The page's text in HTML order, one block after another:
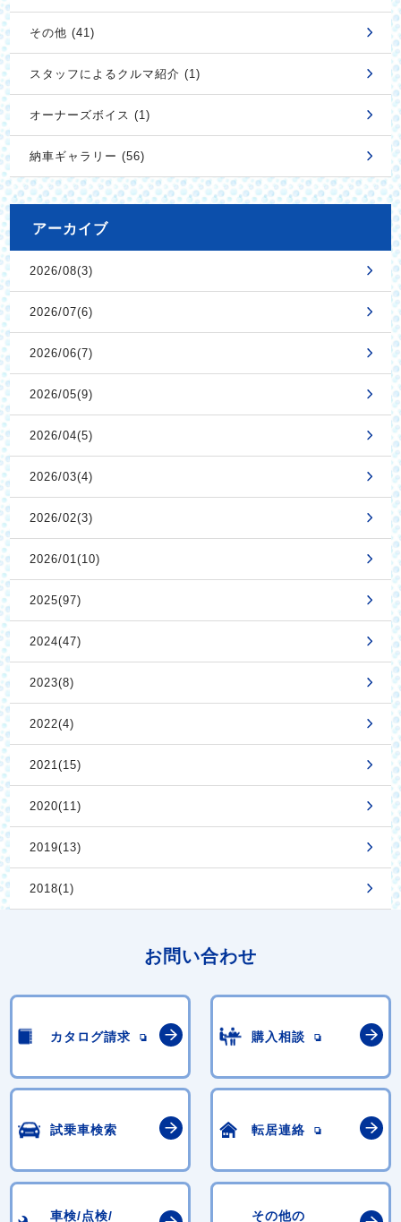
その他 (41)
スタッフによるクルマ紹介 (1)
オーナーズボイス (1)
納車ギャラリー (56)
アーカイブ
2026/08(3)
2026/07(6)
2026/06(7)
2026/05(9)
2026/04(5)
2026/03(4)
2026/02(3)
2026/01(10)
2025(97)
2024(47)
2023(8)
2022(4)
2021(15)
2020(11)
2019(13)
2018(1)
お問い合わせ
カタログ請求 購入相談
試乗車検索 転居連絡
車検/点検/
その他の